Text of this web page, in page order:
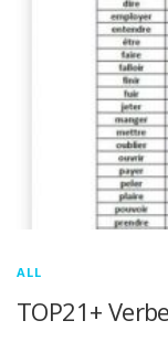
ALL
TOP21+